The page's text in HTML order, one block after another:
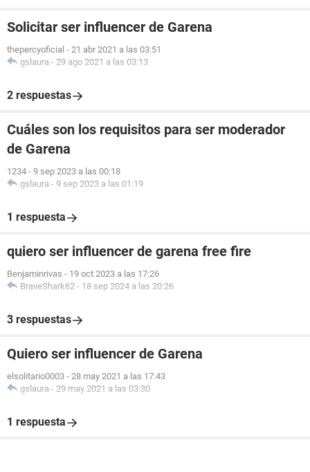
Solicitar ser influencer de Garena
thepercyoficial - 21 abr 2021 a las 03:51
gslaura - 29 ago 2021 a las 03:13
2 respuestas
Cuáles son los requisitos para ser moderador
de Garena
1234 - 9 sep 2023 a las 00:18
gslaura - 9 sep 2023 a las 01:19
1 respuesta
quiero ser influencer de garena free fire
Benjaminrivas - 19 oct 2023 a las 17:26
BraveShark62 - 18 sep 2024 a las 20:26
3 respuestas
Quiero ser influencer de Garena
elsolitario0003 - 28 may 2021 a las 17:43
gslaura - 29 may 2021 a las 03:30
1 respuesta